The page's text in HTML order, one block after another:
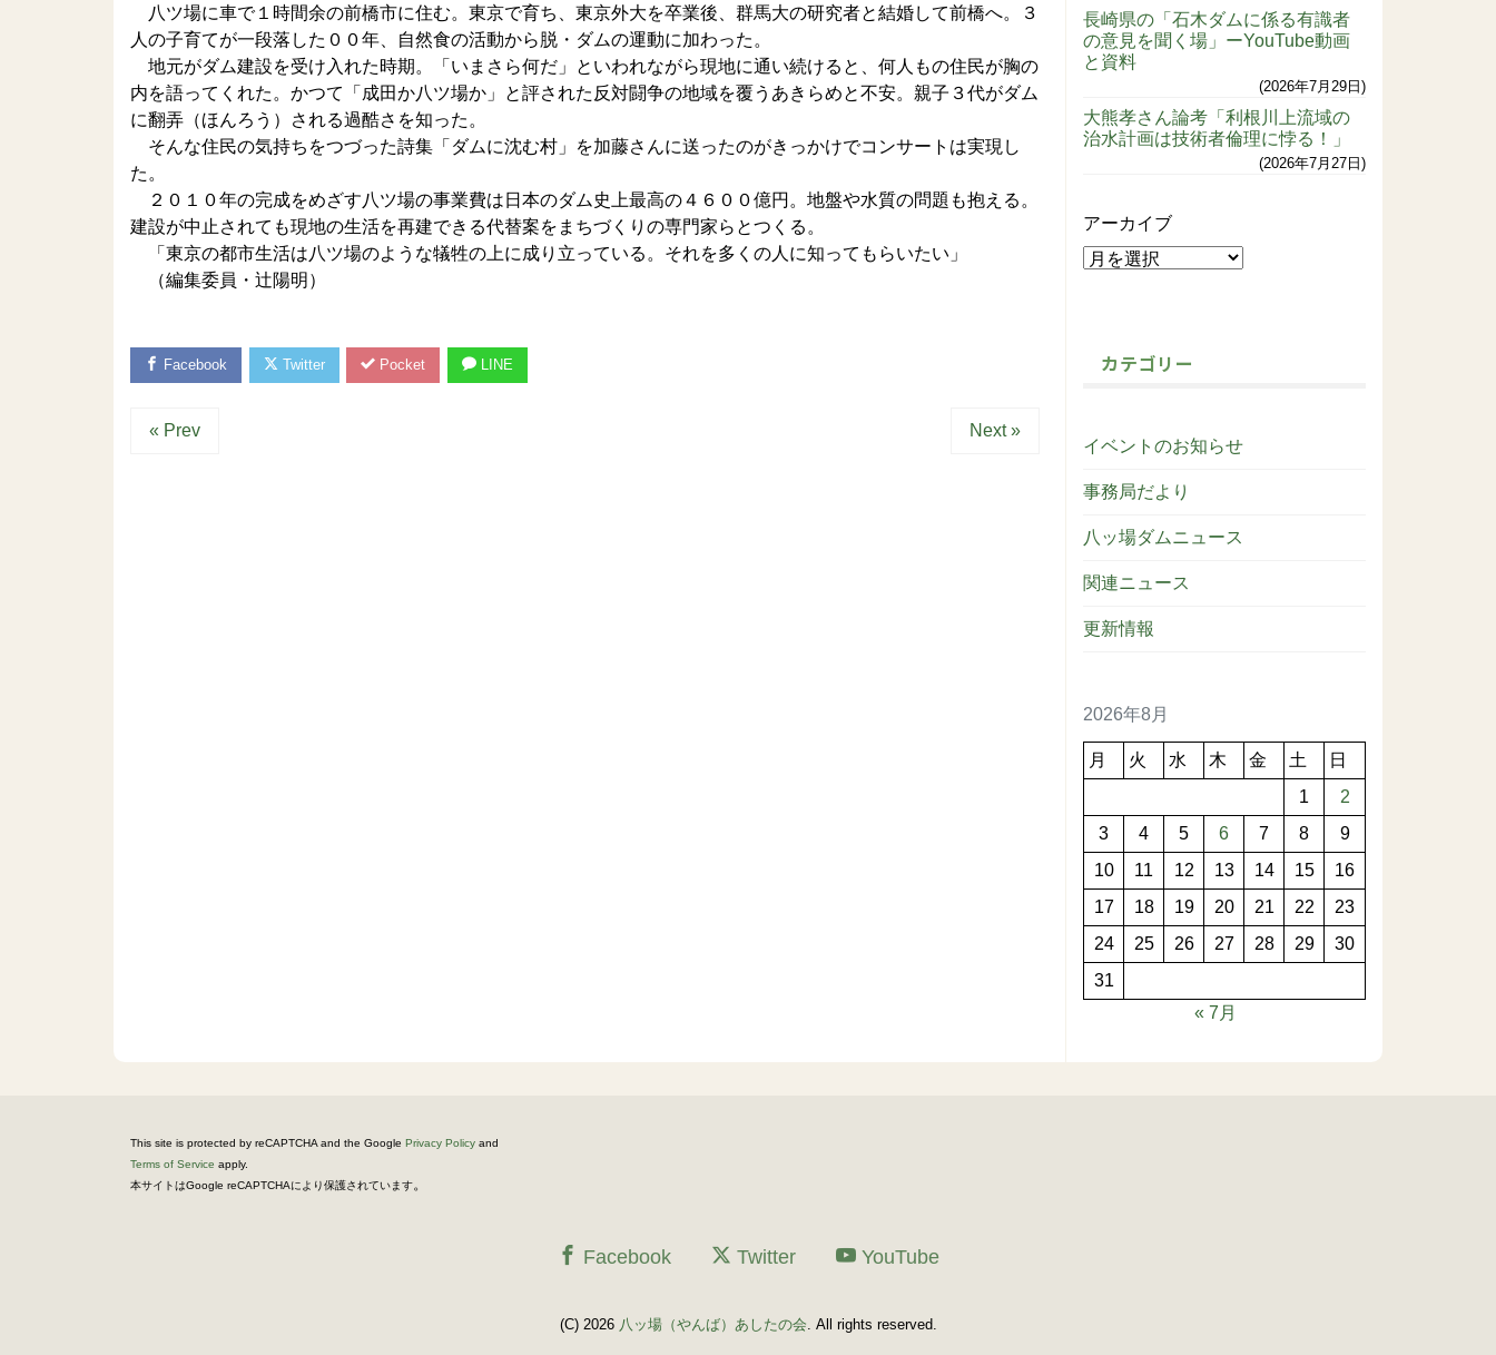
八ツ場に車で１時間余の前橋市に住む。東京で育ち、東京外大を卒業後、群馬大の研究者と結婚して前橋へ。３
人の子育てが一段落した００年、自然食の活動から脱・ダムの運動に加わった。
地元がダム建設を受け入れた時期。「いまさら何だ」といわれながら現地に通い続けると、何人もの住民が胸の
内を語ってくれた。かつて「成田か八ツ場か」と評された反対闘争の地域を覆うあきらめと不安。親子３代がダム
に翻弄（ほんろう）される過酷さを知った。
そんな住民の気持ちをつづった詩集「ダムに沈む村」を加藤さんに送ったのがきっかけでコンサートは実現し
た。
２０１０年の完成をめざす八ツ場の事業費は日本のダム史上最高の４６００億円。地盤や水質の問題も抱える。
建設が中止されても現地の生活を再建できる代替案をまちづくりの専門家らとつくる。
「東京の都市生活は八ツ場のような犠牲の上に成り立っている。それを多くの人に知ってもらいたい」
（編集委員・辻陽明）
Facebook Twitter Pocket LINE
« Prev Next »
長崎県の「石木ダムに係る有識者
の意見を聞く場」ーYouTube動画
と資料
2026年7月29日
大熊孝さん論考「利根川上流域の
治水計画は技術者倫理に悖る！」
2026年7月27日
アーカイブ
カテゴリー
イベントのお知らせ
事務局だより
八ッ場ダムニュース
関連ニュース
更新情報
2026年8月
月 火 水 木 金 土
日
1
2
3
4 5 6 7 8
9
10
11 12 13 14 15
16
17
18 19 20 21 22
23
24
25 26 27 28 29
30
31
« 7月
This site is protected by reCAPTCHA and the Google Privacy Policy and
Terms of Service apply.
本サイトはGoogle reCAPTCHAにより保護されています。
Facebook Twitter YouTube
(C) 2026 八ッ場（やんば）あしたの会. All rights reserved.